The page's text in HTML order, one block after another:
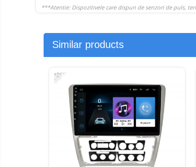
Similar products
-13%